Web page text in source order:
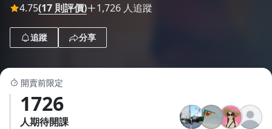
4.75(17 則評價) 1,726 人追蹤
追蹤 分享
開賣前限定
1726
人期待開課
1.25x